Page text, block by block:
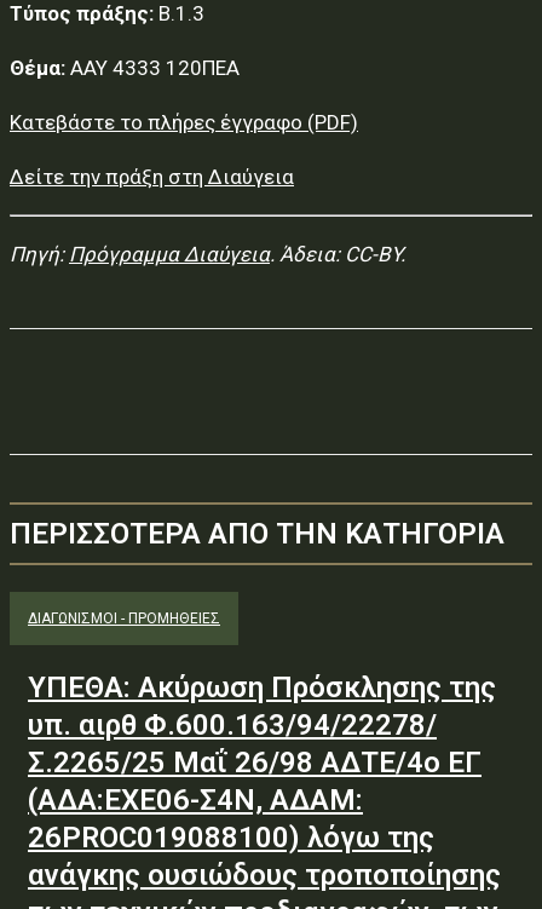
Τύπος πράξης: Β.1.3
Θέμα: ΑΑΥ 4333 120ΠΕΑ
Κατεβάστε το πλήρες έγγραφο (PDF)
Δείτε την πράξη στη Διαύγεια
Πηγή: Πρόγραμμα Διαύγεια. Άδεια: CC-BY.
ΠΕΡΙΣΣΟΤΕΡΑ ΑΠΟ ΤΗΝ ΚΑΤΗΓΟΡΙΑ
ΔΙΑΓΩΝΙΣΜΟΊ - ΠΡΟΜΉΘΕΙΕΣ
ΥΠΕΘΑ: Ακύρωση Πρόσκλησης της
υπ. αιρθ Φ.600.163/94/22278/
Σ.2265/25 Μαΐ 26/98 ΑΔΤΕ/4ο ΕΓ
(ΑΔΑ:ΕΧΕ06-Σ4Ν, ΑΔΑΜ:
26PROC019088100) λόγω της
ανάγκης ουσιώδους τροποποίησης